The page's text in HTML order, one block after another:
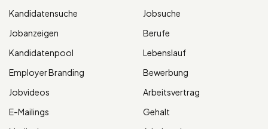
Kandidatensuche
Jobanzeigen
Kandidatenpool
Employer Branding
Jobvideos
E-Mailings
Jobsuche
Berufe
Lebenslauf
Bewerbung
Arbeitsvertrag
Gehalt